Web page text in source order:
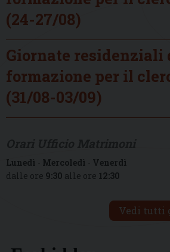
(24-27/08)
Giornate residenziali
formazione per il
(31/08-03/09)
Lunedì - Mercoledì - Venerdì
dalle ore 9:30 alle ore 12:30
Vedi tutti